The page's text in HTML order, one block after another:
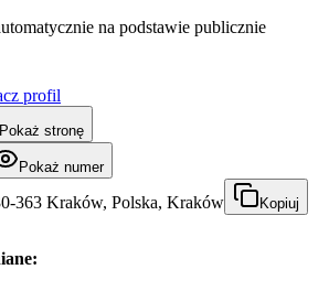
na podstawie publicznie
profil
Pokaż stronę
Pokaż numer
363 Kraków, Polska, Kraków Kopiuj